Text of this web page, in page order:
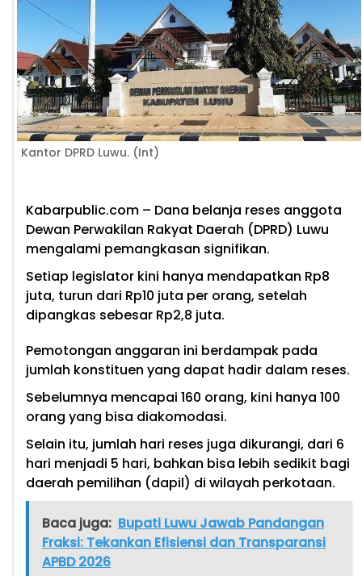
Kantor DPRD Luwu. (Int)
Kabarpublic.com – Dana belanja reses anggota
Dewan Perwakilan Rakyat Daerah (DPRD) Luwu
mengalami pemangkasan signifikan.
Setiap legislator kini hanya mendapatkan Rp8
juta, turun dari Rp10 juta per orang, setelah
dipangkas sebesar Rp2,8 juta.
Pemotongan anggaran ini berdampak pada
jumlah konstituen yang dapat hadir dalam reses.
Sebelumnya mencapai 160 orang, kini hanya 100
orang yang bisa diakomodasi.
Selain itu, jumlah hari reses juga dikurangi, dari 6
hari menjadi 5 hari, bahkan bisa lebih sedikit bagi
daerah pemilihan (dapil) di wilayah perkotaan.
Baca juga: Bupati Luwu Jawab Pandangan
Fraksi: Tekankan Efisiensi dan Transparansi
APBD 2026